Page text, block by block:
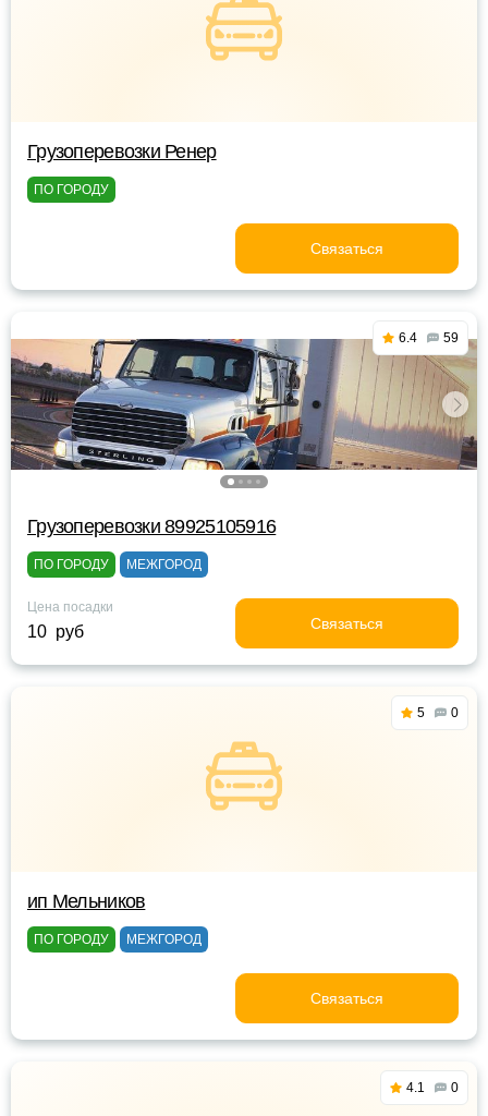
Грузоперевозки Ренер
ПО ГОРОДУ
Связаться
6.4 59
Грузоперевозки 89925105916
ПО ГОРОДУ МЕЖГОРОД
Цена посадки
10 руб Связаться
5 0
ип Мельников
ПО ГОРОДУ МЕЖГОРОД
Связаться
4.1 0